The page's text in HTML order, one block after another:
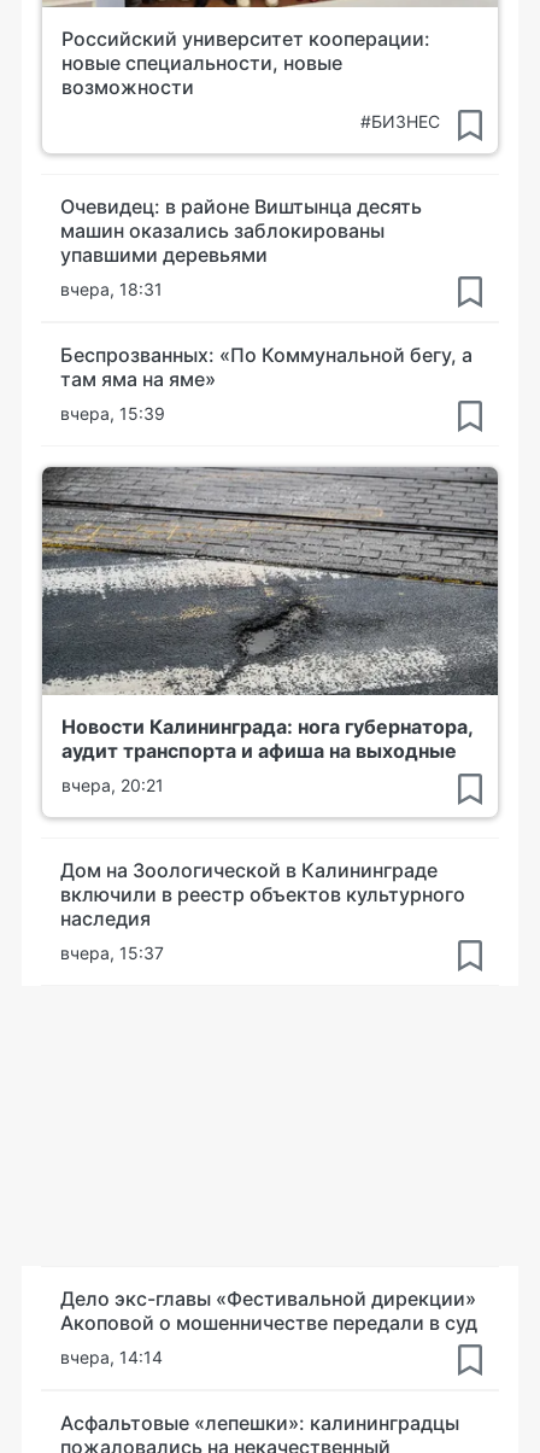
Российский университет кооперации:
новые специальности, новые
возможности
#БИЗНЕС
Очевидец: в районе Виштынца десять
машин оказались заблокированы
упавшими деревьями
вчера, 18:31
Беспрозванных: «По Коммунальной бегу, а
там яма на яме»
вчера, 15:39
Новости Калининграда: нога губернатора,
аудит транспорта и афиша на выходные
вчера, 20:21
Дом на Зоологической в Калининграде
включили в реестр объектов культурного
наследия
вчера, 15:37
Дело экс-главы «Фестивальной дирекции»
Акоповой о мошенничестве передали в суд
вчера, 14:14
Асфальтовые «лепешки»: калининградцы
пожаловались на некачественный